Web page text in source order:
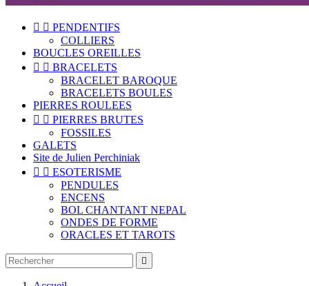
  PENDENTIFS
COLLIERS
BOUCLES OREILLES
  BRACELETS
BRACELET BAROQUE
BRACELETS BOULES
PIERRES ROULEES
  PIERRES BRUTES
FOSSILES
GALETS
Site de Julien Perchiniak
  ESOTERISME
PENDULES
ENCENS
BOL CHANTANT NEPAL
ONDES DE FORME
ORACLES ET TAROTS
